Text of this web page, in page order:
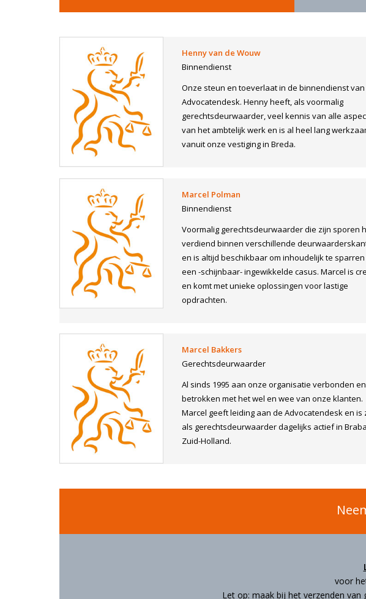
Henny van de Wouw
Binnendienst
Onze steun en toeverlaat in de binnendienst van
Advocatendesk. Henny heeft, als voormalig
gerechtsdeurwaarder, veel kennis van alle
van het ambtelijk werk en is al heel lang
vanuit onze vestiging in Breda.
Marcel Polman
Binnendienst
Voormalig gerechtsdeurwaarder die zijn sporen
verdiend binnen verschillende
en is altijd beschikbaar om inhoudelijk te
een -schijnbaar- ingewikkelde casus. Marcel is
en komt met unieke oplossingen voor lastige
opdrachten.
Marcel Bakkers
Gerechtsdeurwaarder
Al sinds 1995 aan onze organisatie verbonden
betrokken met het wel en wee van onze klanten.
Marcel geeft leiding aan de Advocatendesk en is
als gerechtsdeurwaarder dagelijks actief in
Zuid-Holland.
voor
Let op: maak bij het verzenden